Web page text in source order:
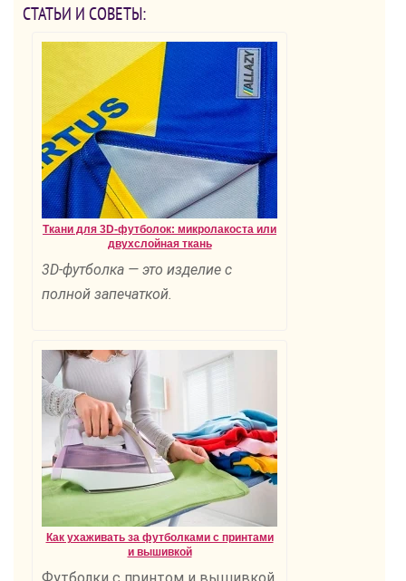
СТАТЬИ И СОВЕТЫ:
Ткани для 3D-футболок: микролакоста или
двухслойная ткань
3D-футболка — это изделие с
полной запечаткой.
Как ухаживать за футболками с принтами
и вышивкой